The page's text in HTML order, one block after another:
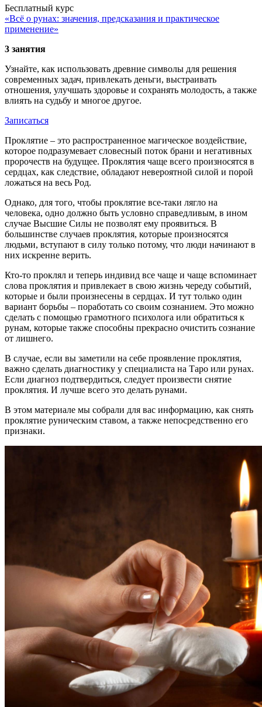
Бесплатный курс
«Всё о рунах: значения, предсказания и практическое
применение»
3 занятия
Узнайте, как использовать древние символы для решения
современных задач, привлекать деньги, выстраивать
отношения, улучшать здоровье и сохранять молодость, а также
влиять на судьбу и многое другое.
Записаться
Проклятие – это распространенное магическое воздействие,
которое подразумевает словесный поток брани и негативных
пророчеств на будущее. Проклятия чаще всего произносятся в
сердцах, как следствие, обладают невероятной силой и порой
ложаться на весь Род.
Однако, для того, чтобы проклятие все-таки лягло на
человека, одно должно быть условно справедливым, в ином
случае Высшие Силы не позволят ему проявиться. В
большинстве случаев проклятия, которые произносятся
людьми, вступают в силу только потому, что люди начинают в
них искренне верить.
Кто-то проклял и теперь индивид все чаще и чаще вспоминает
слова проклятия и привлекает в свою жизнь череду событий,
которые и были произнесены в сердцах. И тут только один
вариант борьбы – поработать со своим сознанием. Это можно
сделать с помощью грамотного психолога или обратиться к
рунам, которые также способны прекрасно очистить сознание
от лишнего.
В случае, если вы заметили на себе проявление проклятия,
важно сделать диагностику у специалиста на Таро или рунах.
Если диагноз подтвердиться, следует произвести снятие
проклятия. И лучше всего это делать рунами.
В этом материале мы собрали для вас информацию, как снять
проклятие руническим ставом, а также непосредственно его
признаки.